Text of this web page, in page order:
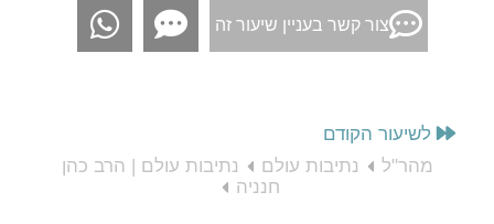
צור קשר בעניין שיעור זה
לשיעור הקודם
מהר"ל
נתיבות עולם
נתיבות עולם | הרב כהן
חנניה